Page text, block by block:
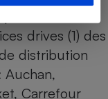
sont
drives (1) des
distribution
Auchan,
Carrefour